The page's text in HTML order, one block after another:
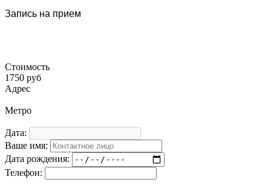
Запись на прием
Стоимость
1750 руб
Адрес
Метро
Дата:
Ваше имя:
Дата рождения:
Телефон: